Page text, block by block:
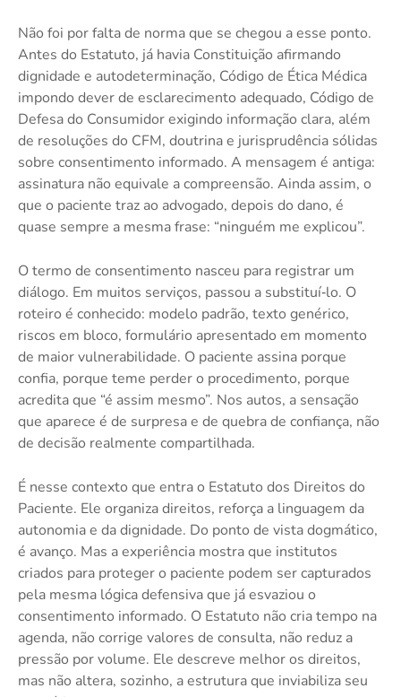
Não foi por falta de norma que se chegou a esse ponto.
Antes do Estatuto, já havia Constituição afirmando
dignidade e autodeterminação, Código de Ética Médica
impondo dever de esclarecimento adequado, Código de
Defesa do Consumidor exigindo informação clara, além
de resoluções do CFM, doutrina e jurisprudência sólidas
sobre consentimento informado. A mensagem é antiga:
assinatura não equivale a compreensão. Ainda assim, o
que o paciente traz ao advogado, depois do dano, é
quase sempre a mesma frase: “ninguém me explicou”.
O termo de consentimento nasceu para registrar um
diálogo. Em muitos serviços, passou a substituí‑lo. O
roteiro é conhecido: modelo padrão, texto genérico,
riscos em bloco, formulário apresentado em momento
de maior vulnerabilidade. O paciente assina porque
confia, porque teme perder o procedimento, porque
acredita que “é assim mesmo”. Nos autos, a sensação
que aparece é de surpresa e de quebra de confiança, não
de decisão realmente compartilhada.
É nesse contexto que entra o Estatuto dos Direitos do
Paciente. Ele organiza direitos, reforça a linguagem da
autonomia e da dignidade. Do ponto de vista dogmático,
é avanço. Mas a experiência mostra que institutos
criados para proteger o paciente podem ser capturados
pela mesma lógica defensiva que já esvaziou o
consentimento informado. O Estatuto não cria tempo na
agenda, não corrige valores de consulta, não reduz a
pressão por volume. Ele descreve melhor os direitos,
mas não altera, sozinho, a estrutura que inviabiliza seu